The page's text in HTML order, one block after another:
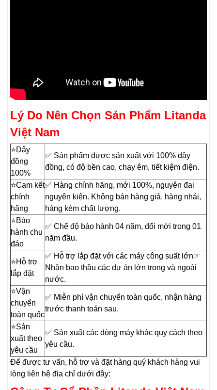
Lý Do Nên Chọn Sản Phẩm Litanda
Việt Nam
⭐️Dây
đồng
100%
✅ Sản phẩm được sản xuất với 100% dây
đồng, có độ bền cao, chạy êm, tiết kiệm điện.
⭐️Cam kết
chính
hãng
✅ Hàng chính hãng, mới 100%, nguyên đai
nguyên kiện. Không bán hàng giả, hàng nhái,
hàng kém chất lượng.
⭐️Bảo
hành chu
đáo
✅ Chế độ bảo hành 04 năm, đổi mới trong 01
năm đầu.
⭐️Hỗ trợ
lắp đặt
✅ Hỗ trợ lắp đặt với các máy công suất lớn☞
Nhận bao thầu các dự án lớn trong và ngoài
nước.
⭐️Vận
chuyển
toàn quốc
✅ Miễn phí vận chuyển toàn quốc, nhận hàng
trước thanh toán sau.
⭐️Sản
xuất theo
yêu cầu
✅ Sản xuất các dòng máy khác quy cách theo
yêu cầu.
Để được tư vấn, hỗ trợ và đặt hàng quý khách hàng vui
lòng liên hệ địa chỉ dưới đây: